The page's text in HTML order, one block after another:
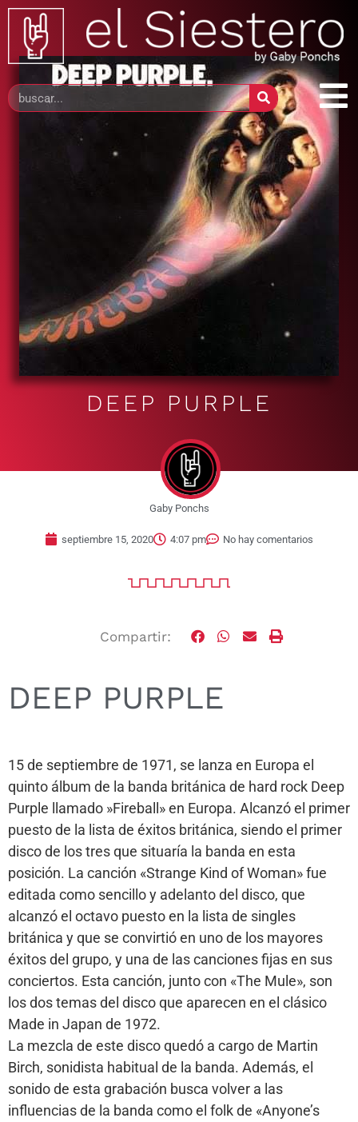
DEEP PURPLE
Gaby Ponchs
septiembre 15, 2020 4:07 pm No hay comentarios
Compartir:
DEEP PURPLE
15 de septiembre de 1971, se lanza en Europa el
quinto álbum de la banda británica de hard rock Deep
Purple llamado »Fireball» en Europa. Alcanzó el primer
puesto de la lista de éxitos británica, siendo el primer
disco de los tres que situaría la banda en esta
posición. La canción «Strange Kind of Woman» fue
editada como sencillo y adelanto del disco, que
alcanzó el octavo puesto en la lista de singles
británica y que se convirtió en uno de los mayores
éxitos del grupo, y una de las canciones fijas en sus
conciertos. Esta canción, junto con «The Mule», son
los dos temas del disco que aparecen en el clásico
Made in Japan de 1972.
La mezcla de este disco quedó a cargo de Martin
Birch, sonidista habitual de la banda. Además, el
sonido de esta grabación busca volver a las
influencias de la banda como el folk de «Anyone’s